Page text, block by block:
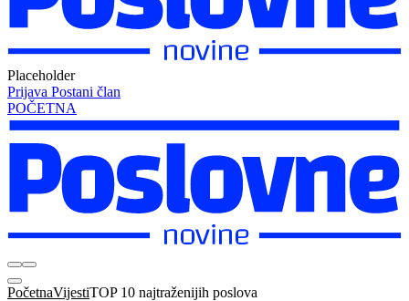
Placeholder
Prijava Postani član
POČETNA
PočetnaVijestiTOP 10 najtraženijih poslova